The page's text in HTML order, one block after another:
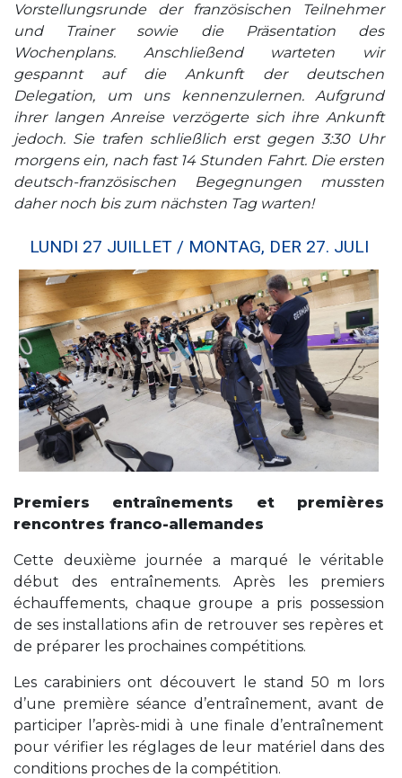
Vorstellungsrunde der französischen Teilnehmer
und Trainer sowie die Präsentation des
Wochenplans. Anschließend warteten wir
gespannt auf die Ankunft der deutschen
Delegation, um uns kennenzulernen. Aufgrund
ihrer langen Anreise verzögerte sich ihre Ankunft
jedoch. Sie trafen schließlich erst gegen 3:30 Uhr
morgens ein, nach fast 14 Stunden Fahrt. Die ersten
deutsch-französischen Begegnungen mussten
daher noch bis zum nächsten Tag warten!
LUNDI 27 JUILLET / MONTAG, DER 27. JULI
Premiers entraînements et premières
rencontres franco-allemandes
Cette deuxième journée a marqué le véritable
début des entraînements. Après les premiers
échauffements, chaque groupe a pris possession
de ses installations afin de retrouver ses repères et
de préparer les prochaines compétitions.
Les carabiniers ont découvert le stand 50 m lors
d’une première séance d’entraînement, avant de
participer l’après-midi à une finale d’entraînement
pour vérifier les réglages de leur matériel dans des
conditions proches de la compétition.